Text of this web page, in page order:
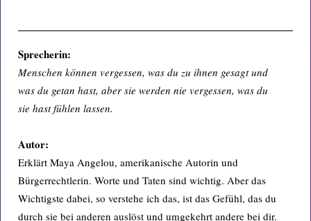
Sprecherin:
Menschen können vergessen, was du zu ihnen gesagt und
was du getan hast, aber sie werden nie vergessen, was du
sie hast fühlen lassen.
Autor:
Erklärt Maya Angelou, amerikanische Autorin und
Bürgerrechtlerin. Worte und Taten sind wichtig. Aber das
Wichtigste dabei, so verstehe ich das, ist das Gefühl, das du
durch sie bei anderen auslöst und umgekehrt andere bei dir.